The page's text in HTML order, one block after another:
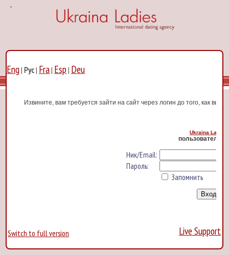
Eng|Рус| Fra| Esp| Deu
Извините, вам требуется зайти на сайт через логин до того, как вы
Ukraina Ladies
пользователь
Ник/Email:
Пароль:
Запомнить
Switch to full version Live Support